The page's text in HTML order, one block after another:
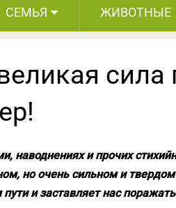
СЕМЬЯ ЖИВОТНЫЕ
сила
наводнениях и прочих
но очень сильном и
и заставляет нас